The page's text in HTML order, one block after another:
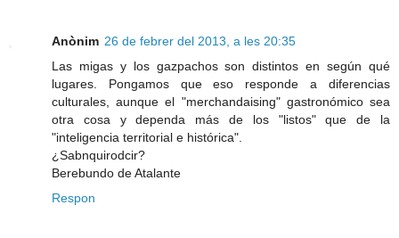
Anònim 26 de febrer del 2013, a les 20:35
Las migas y los gazpachos son distintos en según qué
lugares. Pongamos que eso responde a diferencias
culturales, aunque el "merchandaising" gastronómico sea
otra cosa y dependa más de los "listos" que de la
"inteligencia territorial e histórica".
¿Sabnquirodcir?
Berebundo de Atalante
Respon